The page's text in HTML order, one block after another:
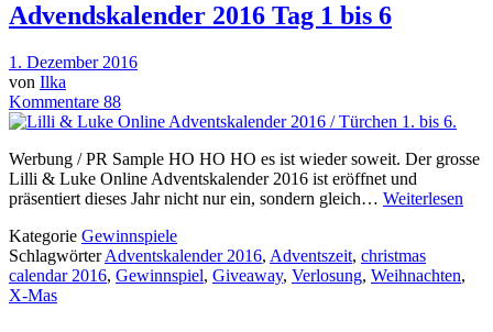
Advendskalender 2016 Tag 1 bis 6
1. Dezember 2016
von Ilka
Kommentare 88
Werbung / PR Sample HO HO HO es ist wieder soweit. Der grosse
Lilli & Luke Online Adventskalender 2016 ist eröffnet und
präsentiert dieses Jahr nicht nur ein, sondern gleich… Weiterlesen
Kategorie Gewinnspiele
SchlagwörterAdventskalender 2016, Adventszeit, christmas
calendar 2016, Gewinnspiel, Giveaway, Verlosung, Weihnachten,
X-Mas